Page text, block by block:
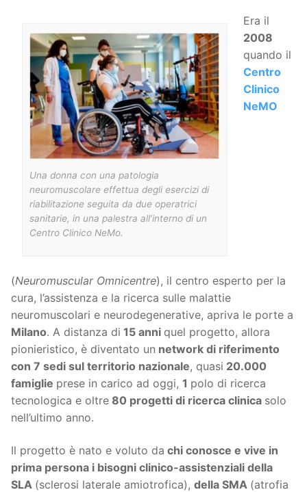
Una donna con una patologia
neuromuscolare effettua degli esercizi di
riabilitazione seguita da due operatrici
sanitarie, in una palestra all’interno di un
Centro Clinico NeMo.
Era il
2008
quando il
Centro
Clinico
NeMO
(Neuromuscular Omnicentre), il centro esperto per la
cura, l’assistenza e la ricerca sulle malattie
neuromuscolari e neurodegenerative, apriva le porte a
Milano. A distanza di 15 anni quel progetto, allora
pionieristico, è diventato un network di riferimento
con 7 sedi sul territorio nazionale, quasi 20.000
famiglie prese in carico ad oggi, 1 polo di ricerca
tecnologica e oltre 80 progetti di ricerca clinica solo
nell’ultimo anno.
Il progetto è nato e voluto da chi conosce e vive in
prima persona i bisogni clinico-assistenziali della
SLA (sclerosi laterale amiotrofica), della SMA (atrofia